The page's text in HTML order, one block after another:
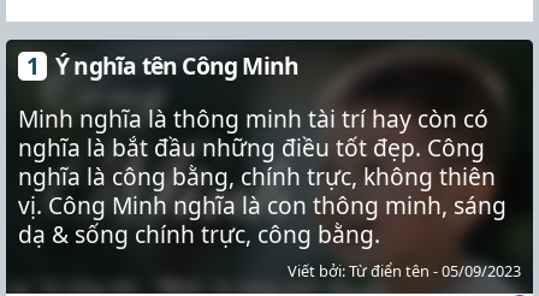
Ý nghĩa tên Công Minh
Minh nghĩa là thông minh tài trí hay còn có
nghĩa là bắt đầu những điều tốt đẹp. Công
nghĩa là công bằng, chính trực, không thiên
vị. Công Minh nghĩa là con thông minh, sáng
dạ & sống chính trực, công bằng.
Viết bởi: Từ điển tên - 05/09/2023